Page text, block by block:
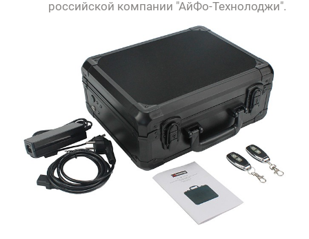
российской компании "АйФо-Технолоджи".